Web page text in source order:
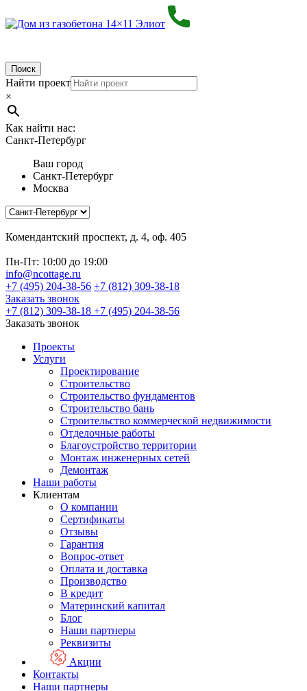
Поиск
Найти проект
×
Как найти нас:
Санкт-Петербург
Ваш город
Санкт-Петербург
Москва
Комендантский проспект, д. 4, оф. 405
Пн-Пт: 10:00 до 19:00
info@ncottage.ru
+7 (495) 204-38-56 +7 (812) 309-38-18
Заказать звонок
+7 (812) 309-38-18 +7 (495) 204-38-56
Заказать звонок
Проекты
Услуги
Проектирование
Строительство
Строительство фундаментов
Строительство бань
Строительство коммерческой недвижимости
Отделочные работы
Благоустройство территории
Монтаж инженерных сетей
Демонтаж
Наши работы
Клиентам
О компании
Сертификаты
Отзывы
Гарантия
Вопрос-ответ
Оплата и доставка
Производство
В кредит
Материнский капитал
Блог
Наши партнеры
Реквизиты
Акции
Контакты
Наши партнеры